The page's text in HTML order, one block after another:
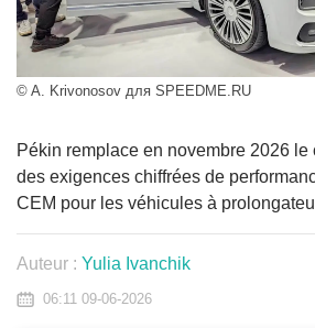
© A. Krivonosov для SPEEDME.RU
Pékin remplace en novembre 2026 le
des exigences chiffrées de
CEM pour les véhicules à
Auteur : Yulia Ivanchik
06:11 09-06-2026